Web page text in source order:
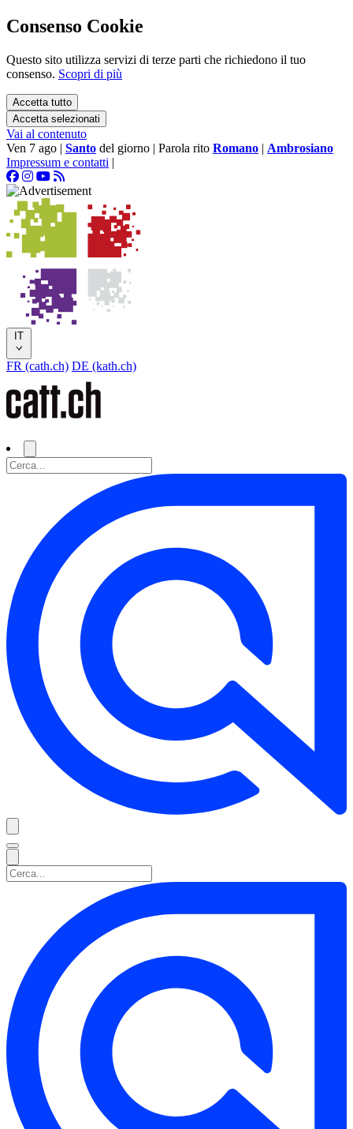
Consenso Cookie
Questo sito utilizza servizi di terze parti che richiedono il tuo
consenso. Scopri di più
Accetta tutto
Accetta selezionati
Vai al contenuto
Ven 7 ago | Santo del giorno | Parola rito Romano | Ambrosiano
Impressum e contatti |
IT
FR (cath.ch) DE (kath.ch)